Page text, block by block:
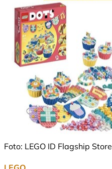
Foto: LEGO ID Flagship Store